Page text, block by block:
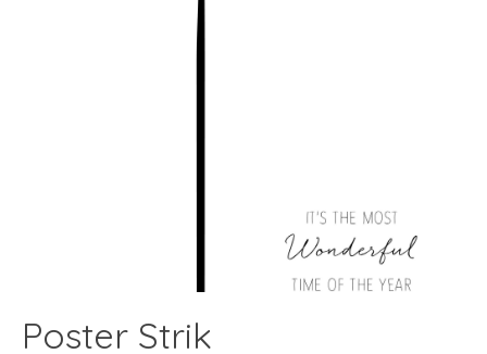
Poster Strik